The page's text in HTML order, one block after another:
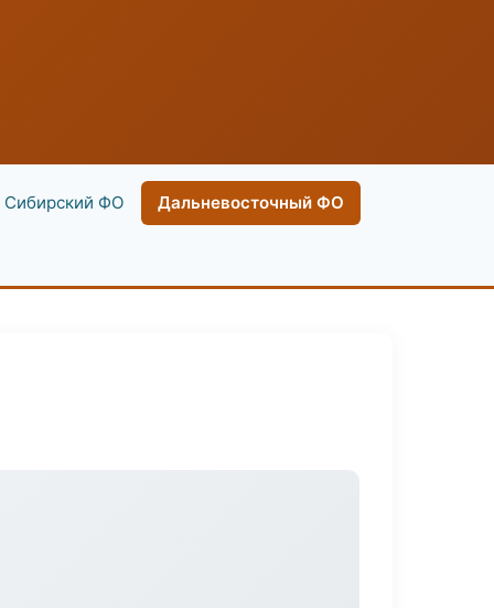
Сибирский ФО Дальневосточный ФО